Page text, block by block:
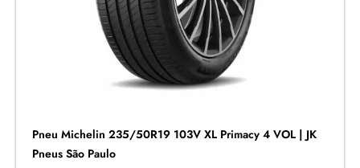
Pneu Michelin 235/50R19 103V XL Primacy 4 VOL | JK
Pneus São Paulo